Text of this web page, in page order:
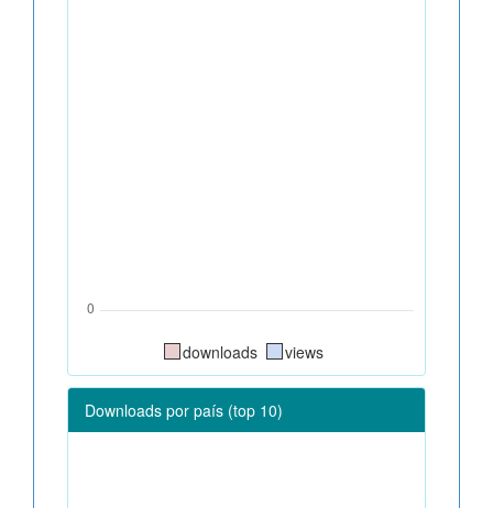
downloads views
Downloads por país (top 10)